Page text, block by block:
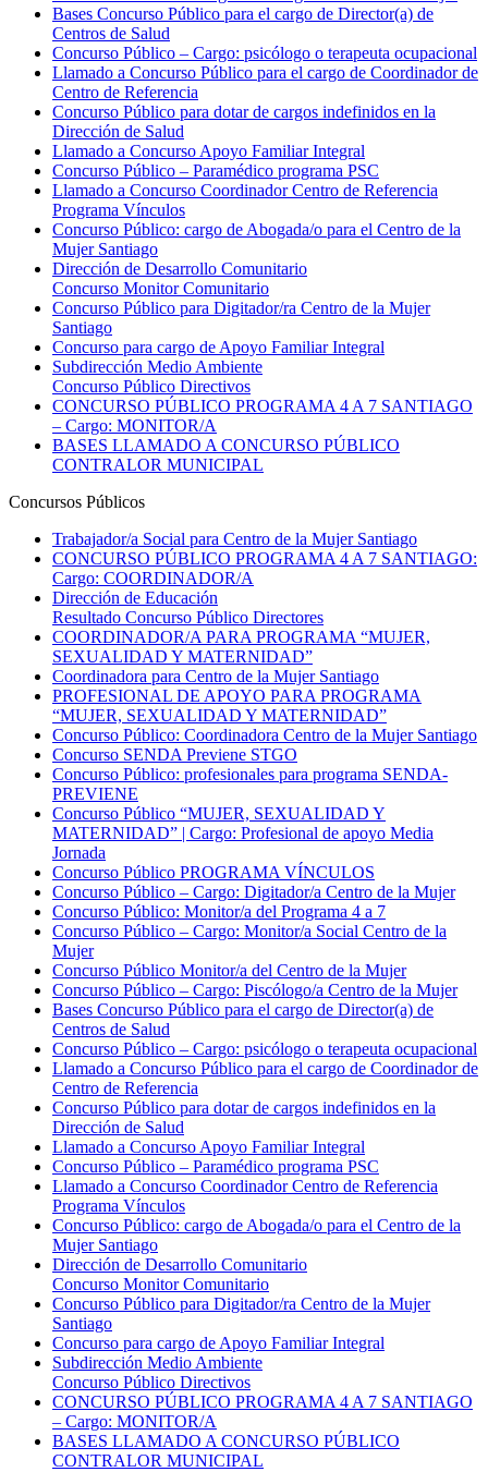
Bases Concurso Público para el cargo de Director(a) de
Centros de Salud
Concurso Público – Cargo: psicólogo o terapeuta ocupacional
Llamado a Concurso Público para el cargo de Coordinador de
Centro de Referencia
Concurso Público para dotar de cargos indefinidos en la
Dirección de Salud
Llamado a Concurso Apoyo Familiar Integral
Concurso Público – Paramédico programa PSC
Llamado a Concurso Coordinador Centro de Referencia
Programa Vínculos
Concurso Público: cargo de Abogada/o para el Centro de la
Mujer Santiago
Dirección de Desarrollo Comunitario
Concurso Monitor Comunitario
Concurso Público para Digitador/ra Centro de la Mujer
Santiago
Concurso para cargo de Apoyo Familiar Integral
Subdirección Medio Ambiente
Concurso Público Directivos
CONCURSO PÚBLICO PROGRAMA 4 A 7 SANTIAGO
– Cargo: MONITOR/A
BASES LLAMADO A CONCURSO PÚBLICO
CONTRALOR MUNICIPAL
Concursos Públicos
Trabajador/a Social para Centro de la Mujer Santiago
CONCURSO PÚBLICO PROGRAMA 4 A 7 SANTIAGO:
Cargo: COORDINADOR/A
Dirección de Educación
Resultado Concurso Público Directores
COORDINADOR/A PARA PROGRAMA “MUJER,
SEXUALIDAD Y MATERNIDAD”
Coordinadora para Centro de la Mujer Santiago
PROFESIONAL DE APOYO PARA PROGRAMA
“MUJER, SEXUALIDAD Y MATERNIDAD”
Concurso Público: Coordinadora Centro de la Mujer Santiago
Concurso SENDA Previene STGO
Concurso Público: profesionales para programa SENDA-
PREVIENE
Concurso Público “MUJER, SEXUALIDAD Y
MATERNIDAD” | Cargo: Profesional de apoyo Media
Jornada
Concurso Público PROGRAMA VÍNCULOS
Concurso Público – Cargo: Digitador/a Centro de la Mujer
Concurso Público: Monitor/a del Programa 4 a 7
Concurso Público – Cargo: Monitor/a Social Centro de la
Mujer
Concurso Público Monitor/a del Centro de la Mujer
Concurso Público – Cargo: Piscólogo/a Centro de la Mujer
Bases Concurso Público para el cargo de Director(a) de
Centros de Salud
Concurso Público – Cargo: psicólogo o terapeuta ocupacional
Llamado a Concurso Público para el cargo de Coordinador de
Centro de Referencia
Concurso Público para dotar de cargos indefinidos en la
Dirección de Salud
Llamado a Concurso Apoyo Familiar Integral
Concurso Público – Paramédico programa PSC
Llamado a Concurso Coordinador Centro de Referencia
Programa Vínculos
Concurso Público: cargo de Abogada/o para el Centro de la
Mujer Santiago
Dirección de Desarrollo Comunitario
Concurso Monitor Comunitario
Concurso Público para Digitador/ra Centro de la Mujer
Santiago
Concurso para cargo de Apoyo Familiar Integral
Subdirección Medio Ambiente
Concurso Público Directivos
CONCURSO PÚBLICO PROGRAMA 4 A 7 SANTIAGO
– Cargo: MONITOR/A
BASES LLAMADO A CONCURSO PÚBLICO
CONTRALOR MUNICIPAL